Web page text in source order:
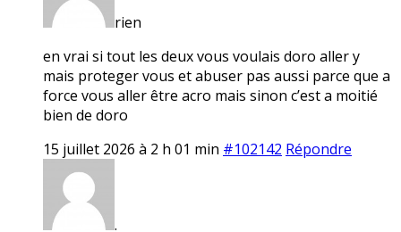
rien
en vrai si tout les deux vous voulais doro aller y
mais proteger vous et abuser pas aussi parce que a
force vous aller être acro mais sinon c’est a moitié
bien de doro
15 juillet 2026 à 2 h 01 min #102142 Répondre
.